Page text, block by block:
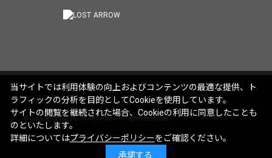
© Copyright 2025 Lost Arrow,Inc. All rights reserved.
当サイトでは利用体験の向上およびコンテンツの最適な提供、ト
ラフィックの分析を目的としてCookieを使用しています。
サイトの閲覧を継続された場合、Cookieの利用に同意したことも
のといたします。
詳細についてはプライバシーポリシーをご確認ください。
承諾する